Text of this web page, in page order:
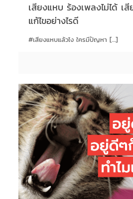
เสียงแหบ ร้องเพลงไม่ได้ เ
แก้ไขอย่างไรดี
#เสียงแหบแล้วไง ใครมีปัญหา […]